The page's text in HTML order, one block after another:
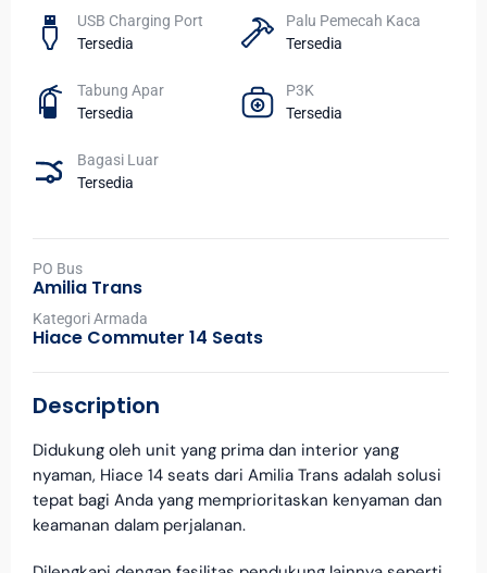
USB Charging Port
Tersedia
Palu Pemecah Kaca
Tersedia
Tabung Apar
Tersedia
P3K
Tersedia
Bagasi Luar
Tersedia
PO Bus
Amilia Trans
Kategori Armada
Hiace Commuter 14 Seats
Description
Didukung oleh unit yang prima dan interior yang
nyaman, Hiace 14 seats dari Amilia Trans adalah solusi
tepat bagi Anda yang memprioritaskan kenyaman dan
keamanan dalam perjalanan.